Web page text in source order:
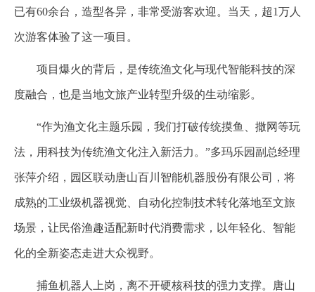
已有60余台，造型各异，非常受游客欢迎。当天，超1万人
次游客体验了这一项目。
项目爆火的背后，是传统渔文化与现代智能科技的深
度融合，也是当地文旅产业转型升级的生动缩影。
“作为渔文化主题乐园，我们打破传统摸鱼、撒网等玩
法，用科技为传统渔文化注入新活力。”多玛乐园副总经理
张萍介绍，园区联动唐山百川智能机器股份有限公司，将
成熟的工业级机器视觉、自动化控制技术转化落地至文旅
场景，让民俗渔趣适配新时代消费需求，以年轻化、智能
化的全新姿态走进大众视野。
捕鱼机器人上岗，离不开硬核科技的强力支撑。唐山